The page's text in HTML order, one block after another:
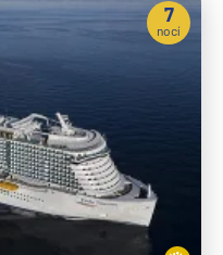
7
nocí